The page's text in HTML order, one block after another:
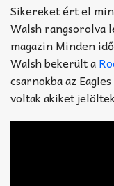
Sikereket ért el
Walsh rangsorolva
magazin Minden
Walsh bekerült a
csarnokba az
voltak akiket